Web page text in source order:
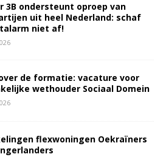
3B ondersteunt oproep van
uit heel Nederland: schaf
niet af!
de formatie: vacature voor
wethouder Sociaal Domein
flexwoningen Oekraïners